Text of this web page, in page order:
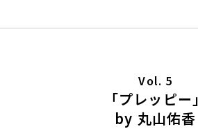
Vol. 5
「プレッピー」
by 丸山佑香